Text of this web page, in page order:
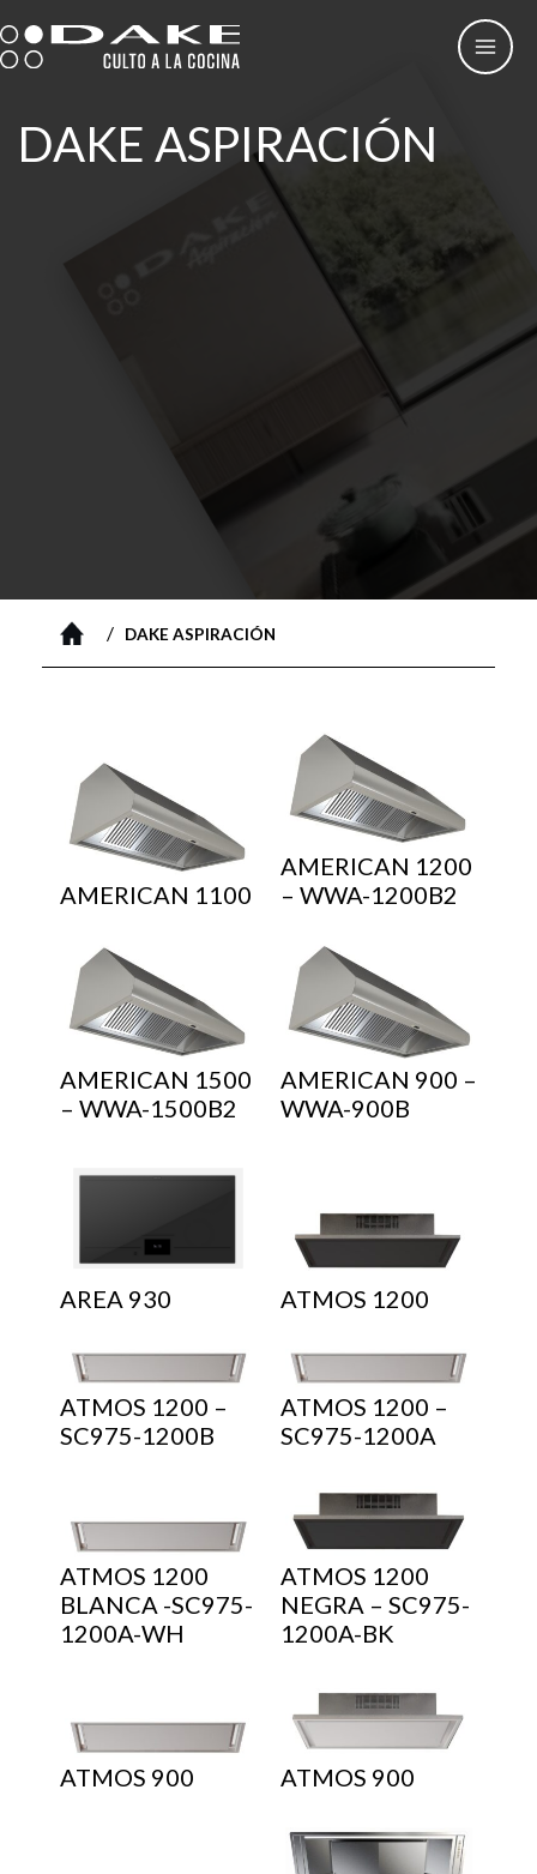
al
contenido
DAKE ASPIRACIÓN
/ DAKE ASPIRACIÓN
AMERICAN 1100
AMERICAN 1200
– WWA-1200B2
AMERICAN 1500
– WWA-1500B2
AMERICAN 900 –
WWA-900B
AREA 930 ATMOS 1200
ATMOS 1200 –
SC975-1200B
ATMOS 1200 –
SC975-1200A
ATMOS 1200
BLANCA -SC975-
1200A-WH
ATMOS 1200
NEGRA – SC975-
1200A-BK
ATMOS 900 ATMOS 900